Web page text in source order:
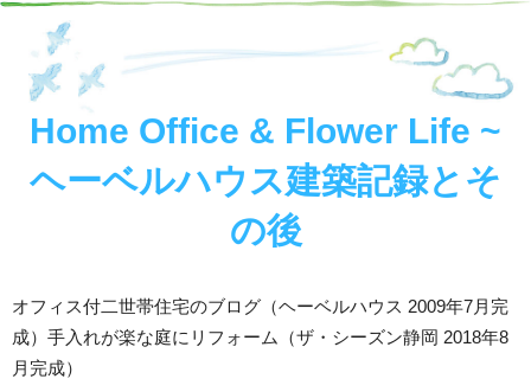
Home Office & Flower Life ~
ヘーベルハウス建築記録とそ
の後
オフィス付二世帯住宅のブログ（ヘーベルハウス 2009年7月完
成）手入れが楽な庭にリフォーム（ザ・シーズン静岡 2018年8
月完成）